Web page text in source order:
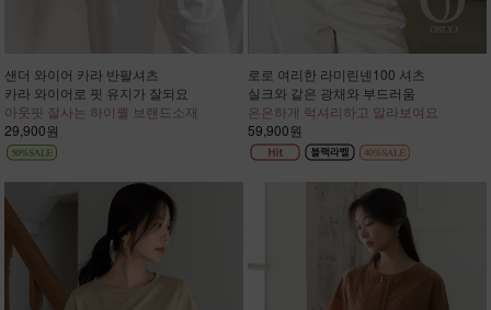
샌더 와이어 카라 반팔셔츠
카라 와이어로 핏 유지가 잘되요
아웃핏 잘사는 하이퀄 브랜드소재
29,900원
로로 여리한 라미린넨100 셔츠
실크와 같은 광채와 부드러움
은은하게 럭셔리하고 말라보여요
59,900원